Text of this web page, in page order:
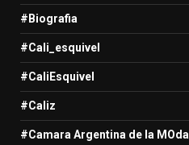
#Biografia
#Cali_esquivel
#CaliEsquivel
#Caliz
#Camara Argentina de la MOda